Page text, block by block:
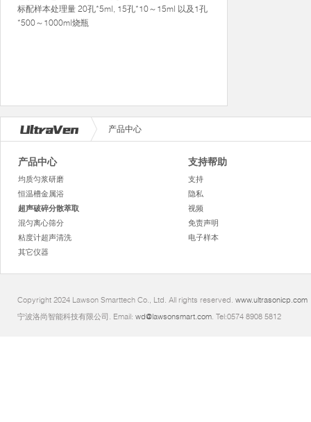
标配样本处理量 20孔*5ml, 15孔*10～15ml 以及1孔
*500～1000ml烧瓶
产品中心
产品中心
均质匀浆研磨
恒温槽金属浴
超声破碎分散萃取
混匀离心筛分
粘度计超声清洗
其它仪器
支持帮助
支持
隐私
视频
免责声明
电子样本
Copyright 2024 Lawson Smarttech Co., Ltd. All rights reserved. www.ultrasonicp.com
宁波洛尚智能科技有限公司. Email: wd@lawsonsmart.com. Tel:0574 8908 5812